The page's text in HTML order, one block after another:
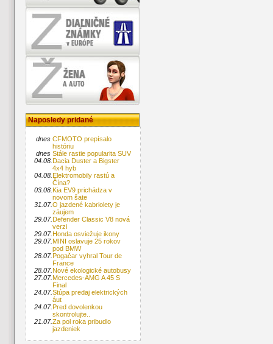
Naposledy pridané
dnes CFMOTO prepísalo
históriu
dnes Stále rastie popularita SUV
04.08.Dacia Duster a Bigster
4x4 hyb
04.08.Elektromobily rastú a
Čína?
03.08.Kia EV9 prichádza v
novom šate
31.07.O jazdené kabriolety je
záujem
29.07.Defender Classic V8 nová
verzi
29.07.Honda osviežuje ikony
29.07.MINI oslavuje 25 rokov
pod BMW
28.07.Pogačar vyhral Tour de
France
28.07.Nové ekologické autobusy
27.07.Mercedes-AMG A 45 S
Final
24.07.Stúpa predaj elektrických
áut
24.07.Pred dovolenkou
skontrolujte..
21.07.Za pol roka pribudlo
jazdeniek